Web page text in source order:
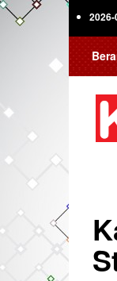
Skip